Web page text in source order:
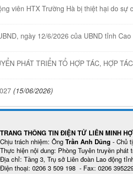
viên HTX Trường Hà bị thiệt hại do sự
ngày 12/6/2026 của UBND tỉnh Cao
PHÁT TRIỂN TỔ HỢP TÁC, HỢP
(15/06/2026)
TRANG THÔNG TIN ĐIỆN TỬ LIÊN MINH
Chịu trách nhiệm: Ông Trần Anh Dũng - Chủ
Thực hiện nội dung: Phòng Tuyên truyền phát
Địa chỉ: Tầng 3, Trụ sở Liên đoàn Lao động
Điện thoại: 0206 3 509 198 - Fax: 0206